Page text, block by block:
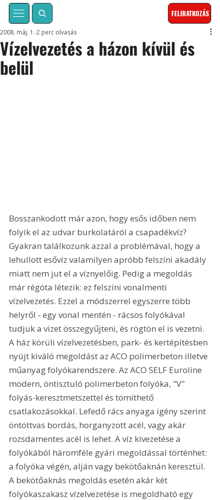
FELIRATKOZÁS
Vízelvezetés a házon kívül és
belül
2008. máj. 1. 2 perc olvasás
Bosszankodott már azon, hogy esős időben nem
folyik el az udvar burkolatáról a csapadékvíz?
Gyakran találkozunk azzal a problémával, hogy a
lehullott esővíz valamilyen apróbb felszíni akadály
miatt nem jut el a víznyelőig. Pedig a megoldás
már régóta létezik: ez felszíni vonalmenti
vízelvezetés. Ezzel a módszerrel egyszerre több
helyről - egy vonal mentén - rácsos folyókával
tudjuk a vizet összegyűjteni, és rögtön el is vezetni.
A ház körüli vízelvezetésben, park- és kertépítésben
nyújt kiváló megoldást az ACO polimerbeton illetve
műanyag folyókarendszere. Az ACO SELF Euroline
modern, öntisztuló polimerbeton folyóka, "V"
folyás-keresztmetszettel és tömíthető
csatlakozásokkal. Lefedő rács anyaga igény szerint
öntöttvas bordás, horganyzott acél, vagy akár
rozsdamentes acél is lehet. A víz kivezetése a
folyókából háromféle gyári megoldással történhet:
a folyóka végén, alján vagy bekötőaknán keresztül.
A bekötőaknás megoldás esetén akár két
folyókaszakasz vízelvezetése is megoldható egy